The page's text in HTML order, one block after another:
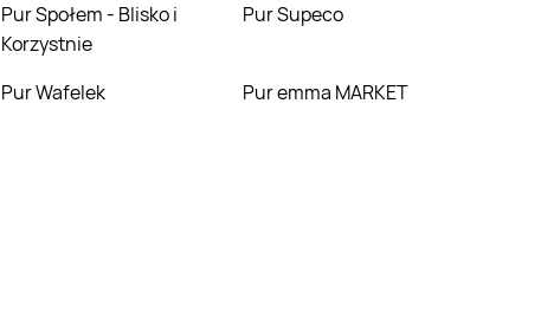
Pur Społem - Blisko i
Korzystnie
Pur Supeco
Pur Wafelek Pur emma MARKET